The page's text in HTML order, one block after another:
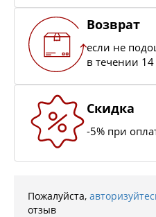
Возврат
если не
в течении
Скидка
-5% при
Пожалуйста,
отзыв